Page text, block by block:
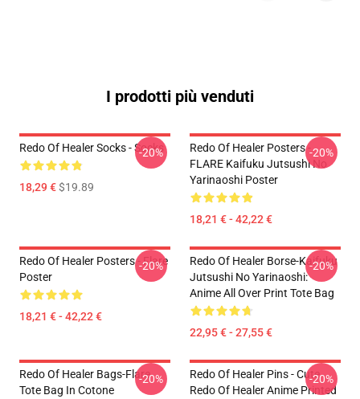
I prodotti più venduti
Redo Of Healer Socks - Socks
18,29 €$19.89
-20%
Redo Of Healer Posters -
FLARE Kaifuku Jutsushi No
Yarinaoshi Poster
18,21 € - 42,22 €
-20%
Redo Of Healer Posters - Flare
Poster
18,21 € - 42,22 €
-20%
Redo Of Healer Borse-Kaifuku
Jutsushi No Yarinaoshi:
Anime All Over Print Tote Bag
22,95 € - 27,55 €
-20%
Redo Of Healer Bags-Flare
Tote Bag In Cotone
-20%
Redo Of Healer Pins - Cute
Redo Of Healer Anime Printed
-20%